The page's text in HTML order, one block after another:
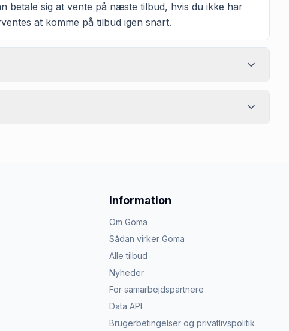
betale sig at vente på næste tilbud, hvis du ikke har
at komme på tilbud igen snart.
Information
Om Goma
Sådan virker Goma
Alle tilbud
Nyheder
For samarbejdspartnere
Data API
Brugerbetingelser og privatlivspolitik